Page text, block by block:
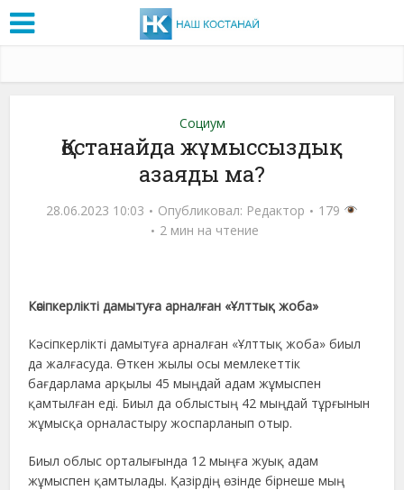
Социум
Қостанайда жұмыссыздық
азаяды ма?
28.06.2023 10:03 Опубликовал: Редактор
179
2 мин на чтение
Кәсіпкерлікті дамытуға арналған «Ұлттық жоба»
Кәсіпкерлікті дамытуға арналған «Ұлттық жоба» биыл
да жалғасуда. Өткен жылы осы мемлекеттік
бағдарлама арқылы 45 мыңдай адам жұмыспен
қамтылған еді. Биыл да облыстың 42 мыңдай тұрғынын
жұмысқа орналастыру жоспарланып отыр.
Биыл облыс орталығында 12 мыңға жуық адам
жұмыспен қамтылады. Қазірдің өзінде бірнеше мың